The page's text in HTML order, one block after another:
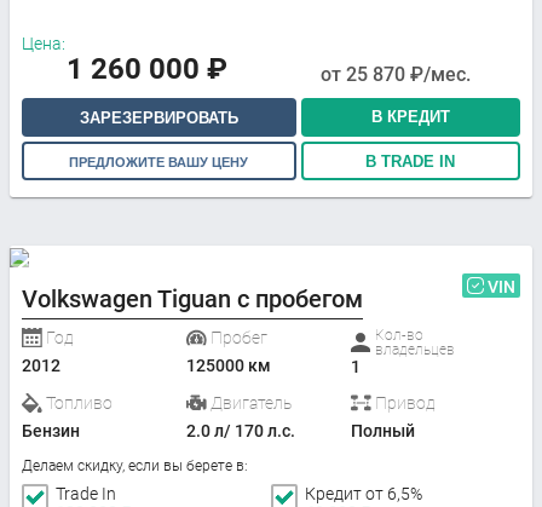
Цена:
1 260 000 ₽ от 25 870 ₽/мес.
ЗАРЕЗЕРВИРОВАТЬ В КРЕДИТ
ПРЕДЛОЖИТЕ ВАШУ ЦЕНУ В TRADE IN
Volkswagen Tiguan с пробегом VIN
Год
2012
Пробег
125000 км
Кол-во
владельцев
1
Топливо
Бензин
Двигатель
2.0 л/ 170 л.с.
Привод
Полный
Делаем скидку, если вы берете в:
Trade In
Кредит от 6,5%